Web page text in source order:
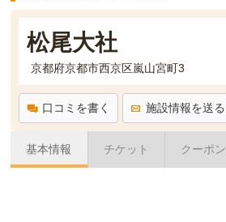
松尾大社
京都府京都市西京区嵐山宮町3
口コミを書く 施設情報を送る
基本情報 チケット クーポン